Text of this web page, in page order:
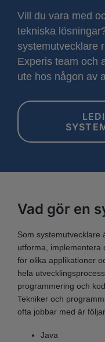
Vill du vara med
tekniska
systemutvecklare
Experis team och
ute hos någon av
Vad gör en
Som systemutvecklare
utforma, implementera
för olika applikationer
hela
programmering och
Tekniker och
ofta jobbar med är
Java